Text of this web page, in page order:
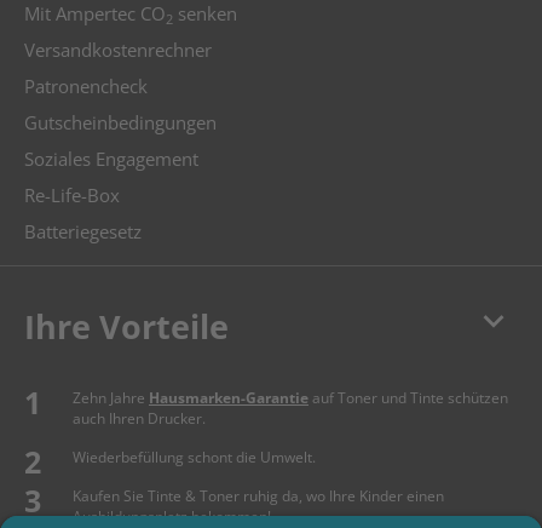
Mit Ampertec CO2 senken
Versandkostenrechner
Patronencheck
Gutscheinbedingungen
Soziales Engagement
Re-Life-Box
Batteriegesetz
keyboard_arrow_down
Ihre Vorteile
Zehn Jahre Hausmarken-Garantie auf Toner und Tinte schützen
auch Ihren Drucker.
Wiederbefüllung schont die Umwelt.
Kaufen Sie Tinte & Toner ruhig da, wo Ihre Kinder einen
Ausbildungsplatz bekommen!